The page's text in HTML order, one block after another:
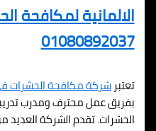
الالمانية لمكافحة
01080892037
تعتبرشركة مكافحة الحشرات
بفريق عمل محترف ومدرب
الحشرات. تقدم الشركة